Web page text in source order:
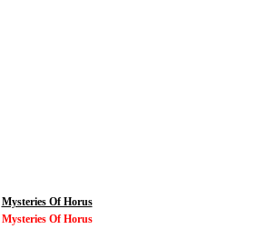
Mysteries Of Horus
Mysteries Of Horus